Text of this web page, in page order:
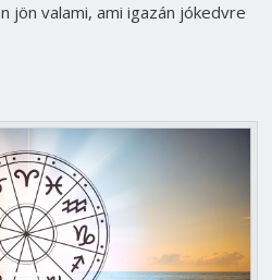
jön valami, ami igazán jókedvre